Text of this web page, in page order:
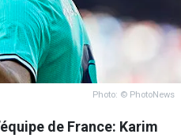
Photo: © PhotoNews
de France: Karim